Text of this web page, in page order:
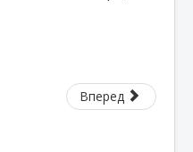
Вперед